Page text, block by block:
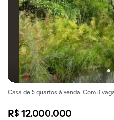
Casa de 5 quartos à venda. Com 8
R$ 12.000.000